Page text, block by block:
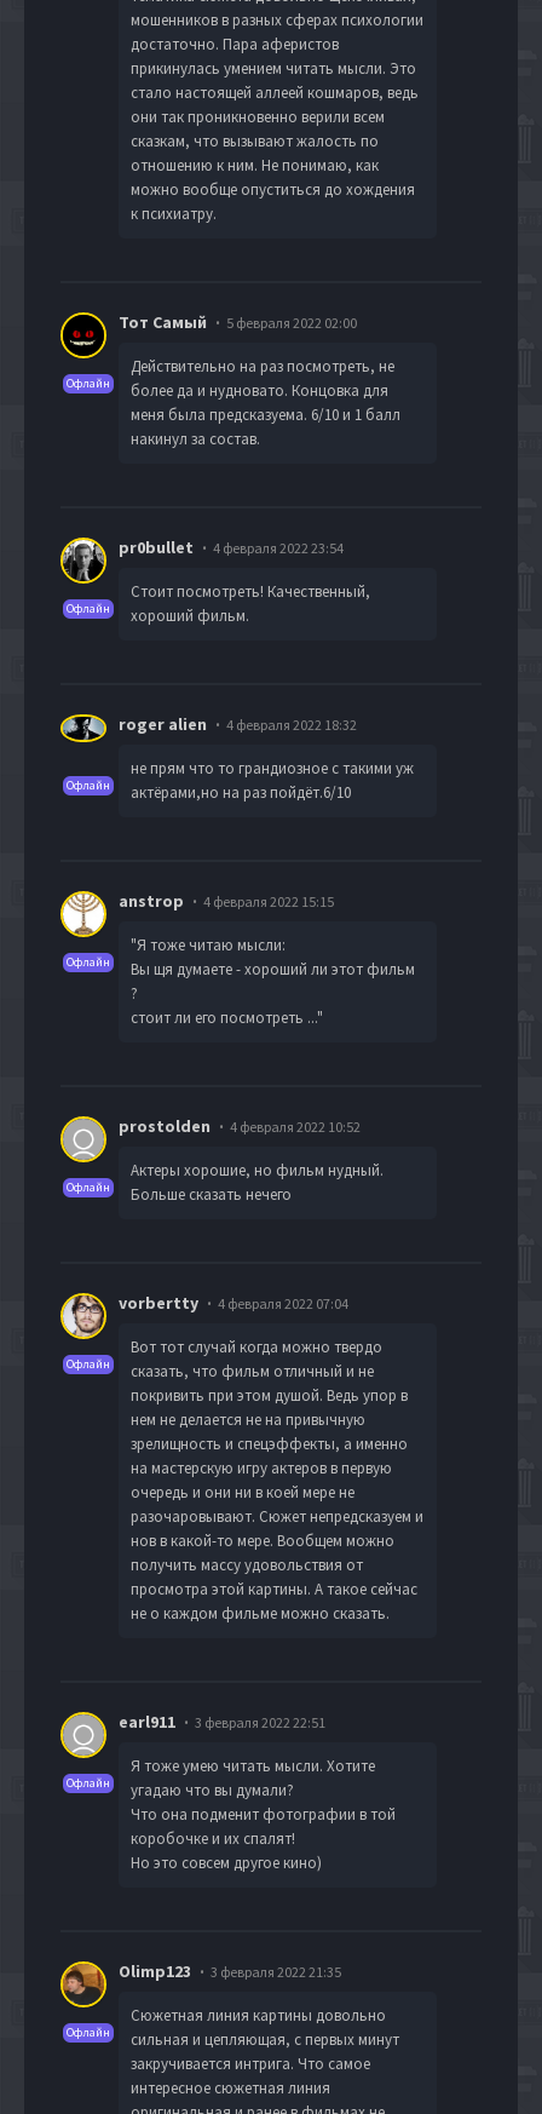
мошенников в разных сферах психологии
достаточно. Пара аферистов
прикинулась умением читать мысли. Это
стало настоящей аллеей кошмаров, ведь
они так проникновенно верили всем
сказкам, что вызывают жалость по
отношению к ним. Не понимаю, как
можно вообще опуститься до хождения
к психиатру.
Офлайн
Тот Самый 5 февраля 2022 02:00
Действительно на раз посмотреть, не
более да и нудновато. Концовка для
меня была предсказуема. 6/10 и 1 балл
накинул за состав.
Офлайн
pr0bullet 4 февраля 2022 23:54
Стоит посмотреть! Качественный,
хороший фильм.
Офлайн
roger alien 4 февраля 2022 18:32
не прям что то грандиозное с такими уж
актёрами,но на раз пойдёт.6/10
Офлайн
anstrop 4 февраля 2022 15:15
"Я тоже читаю мысли:
Вы щя думаете - хороший ли этот фильм
?
стоит ли его посмотреть ..."
Офлайн
prostolden 4 февраля 2022 10:52
Актеры хорошие, но фильм нудный.
Больше сказать нечего
Офлайн
vorbertty 4 февраля 2022 07:04
Вот тот случай когда можно твердо
сказать, что фильм отличный и не
покривить при этом душой. Ведь упор в
нем не делается не на привычную
зрелищность и спецэффекты, а именно
на мастерскую игру актеров в первую
очередь и они ни в коей мере не
разочаровывают. Сюжет непредсказуем и
нов в какой-то мере. Вообщем можно
получить массу удовольствия от
просмотра этой картины. А такое сейчас
не о каждом фильме можно сказать.
Офлайн
earl911 3 февраля 2022 22:51
Я тоже умею читать мысли. Хотите
угадаю что вы думали?
Что она подменит фотографии в той
коробочке и их спалят!
Но это совсем другое кино)
Офлайн
Olimp123 3 февраля 2022 21:35
Сюжетная линия картины довольно
сильная и цепляющая, с первых минут
закручивается интрига. Что самое
интересное сюжетная линия